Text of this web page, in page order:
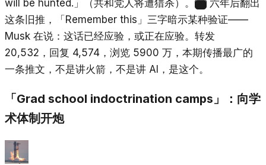
will be hunted.」（共和党人将遭猎杀）。
六年后翻出
这条旧推，「Remember this」三字暗示某种验证——
Musk 在说：这话已经应验，或正在应验。转发
20,532，回复 4,574，浏览 5900 万，本期传播最广的
一条推文，不是讲火箭，不是讲 AI，是这个。
「Grad school indoctrination camps」：向学
术体制开炮